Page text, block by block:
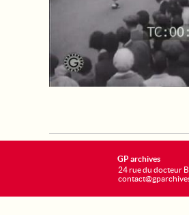
GP archives
24 rue du docteur